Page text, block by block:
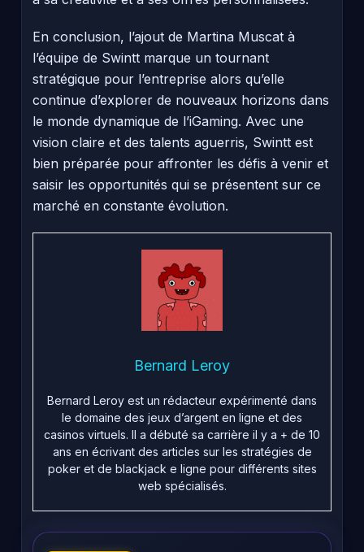
En conclusion, l’ajout de Martina Muscat à
l’équipe de Swintt marque un tournant
stratégique pour l’entreprise alors qu’elle
continue d’explorer de nouveaux horizons dans
le monde dynamique de l’iGaming. Avec une
vision claire et des talents aguerris, Swintt est
bien préparée pour affronter les défis à venir et
saisir les opportunités qui se présentent sur ce
marché en constante évolution.
Bernard Leroy
Bernard Leroy est un rédacteur expérimenté dans
le domaine des jeux d’argent en ligne et des
casinos virtuels. Il a débuté sa carrière il y a + de 10
ans en écrivant des articles sur les stratégies de
poker et de blackjack e ligne pour différents sites
web spécialisés.